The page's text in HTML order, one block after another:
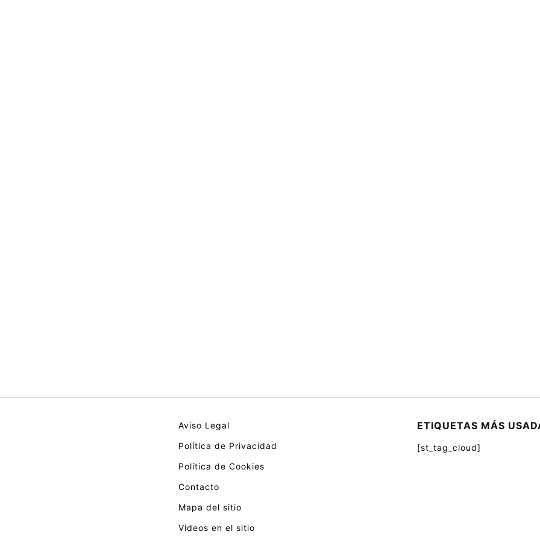
Aviso Legal
Política de Privacidad
Política de Cookies
Contacto
Mapa del sitio
Videos en el sitio
ETIQUETAS MÁS
[st_tag_cloud]